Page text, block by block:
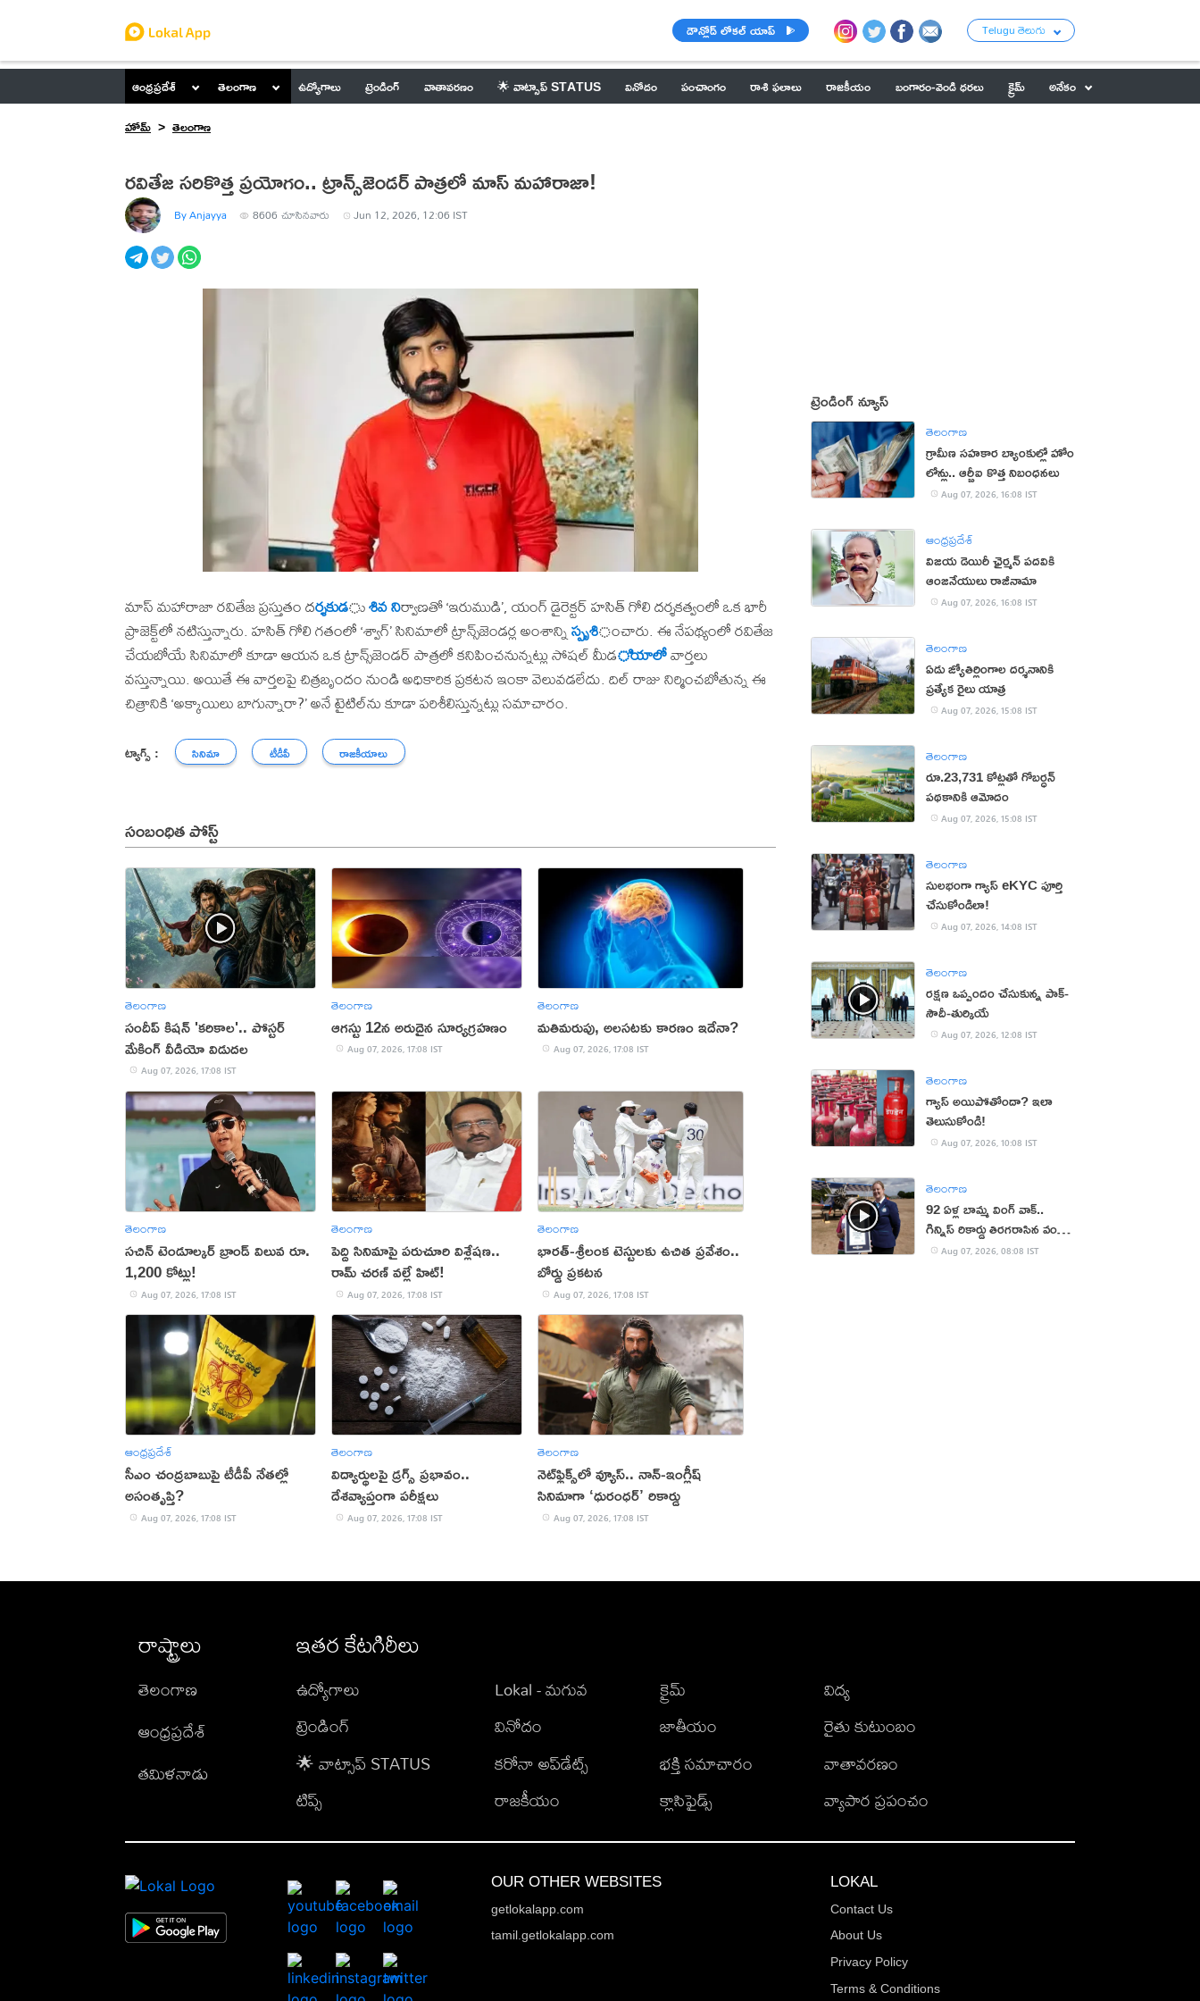
డౌన్లోడ్ లోకల్ యాప్ Telugu తెలుగు
ఆంధ్రప్రదేశ్ తెలంగాణ ఉద్యోగాలు ట్రెండింగ్ వాతావరణం 🌟 వాట్సాప్ STATUS వినోదం పంచాంగం రాశి ఫలాలు రాజకీయం బంగారం-వెండి ధరలు క్రైమ్
అనేకం
హోమ్
తెలంగాణ
రవితేజ సరికొత్త ప్రయోగం.. ట్రాన్స్‌జెండర్ పాత్రలో మాస్ మహారాజా!
By Anjayya 8606 చూసినవారు Jun 12, 2026, 12:06 IST
మాస్ మహారాజా రవితేజ ప్రస్తుతం దర్శకుడుశివ నిర్వాణతో ‘ఇరుముడి’, యంగ్ డైరెక్టర్ హసిత్ గోలి దర్శకత్వంలో ఒక భారీ
ప్రాజెక్ట్‌లో నటిస్తున్నారు. హసిత్ గోలి గతంలో ‘శ్వాగ్’ సినిమాలో ట్రాన్స్‌జెండర్ల అంశాన్నిస్పృశించారు. ఈ నేపథ్యంలో రవితేజ
చేయబోయే సినిమాలో కూడా ఆయన ఒక ట్రాన్స్‌జెండర్ పాత్రలో కనిపించనున్నట్లు సోషల్ మీడియాలోవార్తలు
వస్తున్నాయి. అయితే ఈ వార్తలపై చిత్రబృందం నుండి అధికారిక ప్రకటన ఇంకా వెలువడలేదు. దిల్ రాజు నిర్మించబోతున్న ఈ
చిత్రానికి ‘అక్కాయిలు బాగున్నారా?’ అనే టైటిల్‌ను కూడా పరిశీలిస్తున్నట్లు సమాచారం.
ట్యాగ్స్ : సినిమా టీడీపీ రాజకీయాలు
సంబంధిత పోస్ట్
తెలంగాణ
సందీప్ కిషన్ 'కరికాల'.. పోస్టర్
మేకింగ్ వీడియో విడుదల
Aug 07, 2026, 17:08 IST
తెలంగాణ
ఆగస్టు 12న అరుదైన సూర్యగ్రహణం
Aug 07, 2026, 17:08 IST
తెలంగాణ
మతిమరుపు, అలసటకు కారణం ఇదేనా?
Aug 07, 2026, 17:08 IST
తెలంగాణ
సచిన్ టెండూల్కర్ బ్రాండ్ విలువ రూ.
1,200 కోట్లు!
Aug 07, 2026, 17:08 IST
తెలంగాణ
పెద్ది సినిమాపై పరుచూరి విశ్లేషణ..
రామ్ చరణ్ వల్లే హిట్!
Aug 07, 2026, 17:08 IST
తెలంగాణ
భారత్-శ్రీలంక టెస్టులకు ఉచిత ప్రవేశం..
బోర్డు ప్రకటన
Aug 07, 2026, 17:08 IST
ఆంధ్రప్రదేశ్
సీఎం చంద్రబాబుపై టీడీపీ నేతల్లో
అసంతృప్తి?
Aug 07, 2026, 17:08 IST
తెలంగాణ
విద్యార్థులపై డ్రగ్స్ ప్రభావం..
దేశవ్యాప్తంగా పరీక్షలు
Aug 07, 2026, 17:08 IST
తెలంగాణ
నెట్‌ఫ్లిక్స్‌లో వ్యూస్.. నాన్-ఇంగ్లీష్
సినిమాగా ‘ధురంధర్’ రికార్డు
Aug 07, 2026, 17:08 IST
ట్రెండింగ్ న్యూస్
తెలంగాణ
గ్రామీణ సహకార బ్యాంకుల్లో హోం
లోన్లు.. ఆర్బీఐ కొత్త నిబంధనలు
Aug 07, 2026, 16:08 IST
ఆంధ్రప్రదేశ్
విజయ డెయిరీ ఛైర్మన్ పదవికి
ఆంజనేయులు రాజీనామా
Aug 07, 2026, 16:08 IST
తెలంగాణ
ఏడు జ్యోతిర్లింగాల దర్శనానికి
ప్రత్యేక రైలు యాత్ర
Aug 07, 2026, 15:08 IST
తెలంగాణ
రూ.23,731 కోట్లతో గోబర్ధన్
పథకానికి ఆమోదం
Aug 07, 2026, 15:08 IST
తెలంగాణ
సులభంగా గ్యాస్ eKYC పూర్తి
చేసుకోండిలా!
Aug 07, 2026, 14:08 IST
తెలంగాణ
రక్షణ ఒప్పందం చేసుకున్న పాక్‌-
సౌదీ-తుర్కియే
Aug 07, 2026, 12:08 IST
తెలంగాణ
గ్యాస్ అయిపోతోందా? ఇలా
తెలుసుకోండి!
Aug 07, 2026, 10:08 IST
తెలంగాణ
92 ఏళ్ల బామ్మ వింగ్ వాక్..
గిన్నిస్ రికార్డు తిరగరాసిన వండర్
ఉమెన్Aug 07, 2026, 08:08 IST
రాష్ట్రాలు
తెలంగాణ
ఆంధ్రప్రదేశ్
తమిళనాడు
ఇతర కేటగిరీలు
ఉద్యోగాలు
ట్రెండింగ్
🌟 వాట్సాప్ STATUS
టిప్స్
Lokal - మగువ
వినోదం
కరోనా అప్‌డేట్స్
రాజకీయం
క్రైమ్
జాతీయం
భక్తి సమాచారం
క్లాసిఫైడ్స్
విద్య
రైతు కుటుంబం
వాతావరణం
వ్యాపార ప్రపంచం
OUR OTHER WEBSITES
getlokalapp.com
tamil.getlokalapp.com
LOKAL
Contact Us
About Us
Privacy Policy
Terms & Conditions